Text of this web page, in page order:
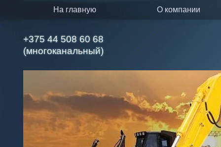
на главную о компании
+375 44 508 60 68
(многоканальный)